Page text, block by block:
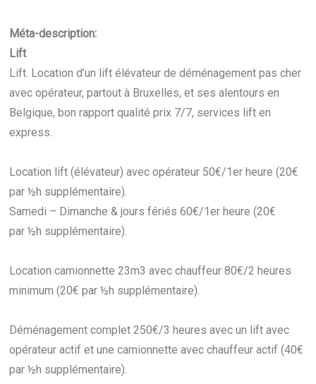
Méta-description:
Lift
Lift. Location d’un lift élévateur de déménagement pas cher
avec opérateur, partout à Bruxelles, et ses alentours en
Belgique, bon rapport qualité prix 7/7, services lift en
express.
Location lift (élévateur) avec opérateur 50€/1er heure (20€
par ½h supplémentaire).
Samedi – Dimanche & jours fériés 60€/1er heure (20€
par ½h supplémentaire).
Location camionnette 23m3 avec chauffeur 80€/2 heures
minimum (20€ par ½h supplémentaire).
Déménagement complet 250€/3 heures avec un lift avec
opérateur actif et une camionnette avec chauffeur actif (40€
par ½h supplémentaire).